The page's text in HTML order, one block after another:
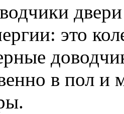
это
в пол и